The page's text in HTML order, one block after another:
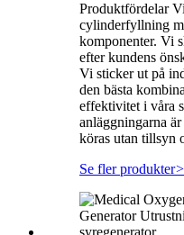
Produktfördelar
cylinderfyllning
komponenter. Vi
efter kundens
Vi sticker ut på
den bästa
effektivitet i våra
anläggningarna
köras utan tillsyn
Se fler produkter>